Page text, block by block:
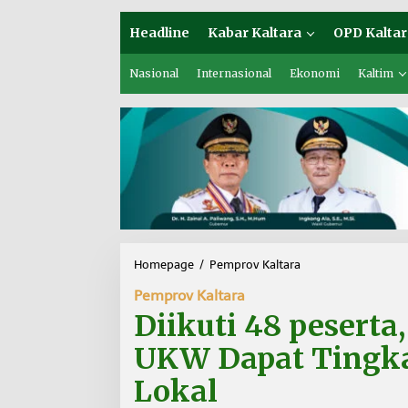
Headline Kabar Kaltara OPD
Nasional Internasional Ekonomi Kaltim
Homepage / Pemprov Kaltara
u
i
Pemprov Kaltara
Diikuti 48
UKW Dapat
Lokal